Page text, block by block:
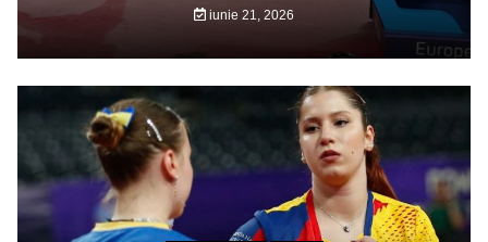
iunie 21, 2026